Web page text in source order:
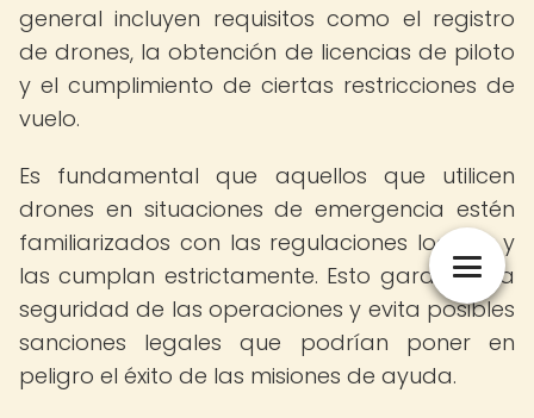
general incluyen requisitos como el registro
de drones, la obtención de licencias de piloto
y el cumplimiento de ciertas restricciones de
vuelo.
Es fundamental que aquellos que utilicen
drones en situaciones de emergencia estén
familiarizados con las regulaciones locales y
las cumplan estrictamente. Esto garantiza la
seguridad de las operaciones y evita posibles
sanciones legales que podrían poner en
peligro el éxito de las misiones de ayuda.